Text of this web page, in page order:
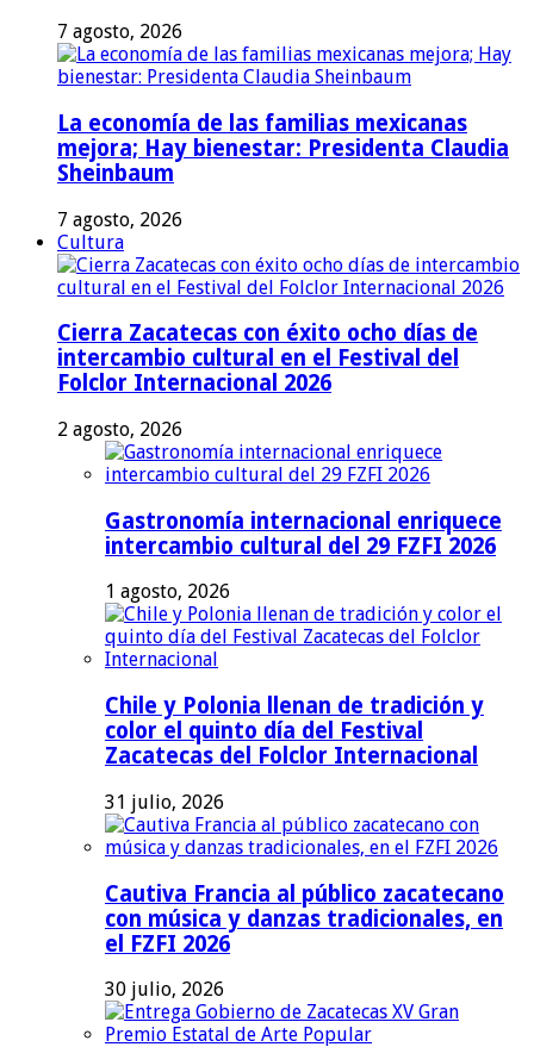
7 agosto, 2026
La economía de las familias mexicanas
mejora; Hay bienestar: Presidenta Claudia
Sheinbaum
7 agosto, 2026
Cultura
Cierra Zacatecas con éxito ocho días de
intercambio cultural en el Festival del
Folclor Internacional 2026
2 agosto, 2026
Gastronomía internacional enriquece
intercambio cultural del 29 FZFI 2026
1 agosto, 2026
Chile y Polonia llenan de tradición y
color el quinto día del Festival
Zacatecas del Folclor Internacional
31 julio, 2026
Cautiva Francia al público zacatecano
con música y danzas tradicionales, en
el FZFI 2026
30 julio, 2026